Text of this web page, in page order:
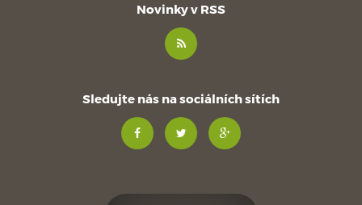
Novinky v RSS
Sledujte nás na sociálních sítích